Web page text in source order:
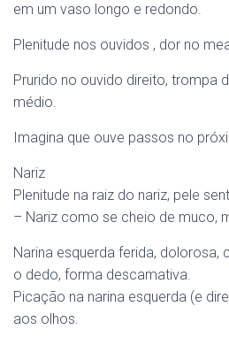
em um vaso longo e redondo.
Plenitude nos ouvidos , dor no
Prurido no ouvido direito, trompa
médio.
Imagina que ouve passos no
Nariz
Plenitude na raiz do nariz, pele
– Nariz como se cheio de muco,
Narina esquerda ferida,
o dedo, forma descamativa.
Picação na narina esquerda (e
aos olhos.